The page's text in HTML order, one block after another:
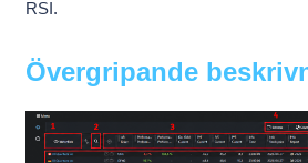
RSI.
Övergripande